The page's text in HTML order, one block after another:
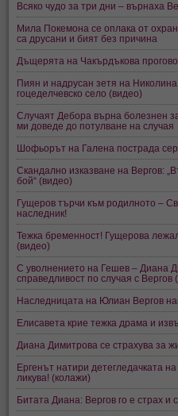
Всяко чудо за три дни – върнаха
Мила Покемона се оплака от
са друсани и бият без причина
Дъщерята на Чакърдъкова
Пиян и надрусан зетя на
гоцеделчевско село (видео)
Случаят Дебора върна болезнен
ми доведе до потулване на случая
Шофьорът на Галена пострада
Скандално изказване на Вергов:
бой“ (видео)
Гущеров търчи към родилното –
наследник!
Тежка бременност! Гущерова
(видео)
С уволнението на Гешев – Диана
справедливост по случая с Вергов
Наследницата на Юлиан Вергов
Елисавета крие тежка драма и
Диана Димитрова се страхува за
Ергенът натири детегледачката
ликува! (колажи)
Битата Диана: Вергов го е страх и